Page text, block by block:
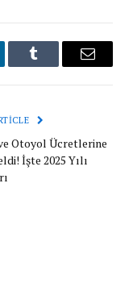
Tumblr Email
Otoyol Ücretlerine
İşte 2025 Yılı